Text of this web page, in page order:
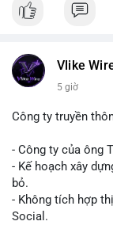
Khối lượng 12.1
Động thái này có
hoặc tái phân bổ
thấy cá voi đang
Lời khuyên cho
và dòng tiền tiếp
áp lực bán mạnh,
tương tự trong 24
Vlike
5 giờ
Công ty truyền
- Công ty của ông
- Kế hoạch xây
bỏ.
- Không tích hợp
Social.